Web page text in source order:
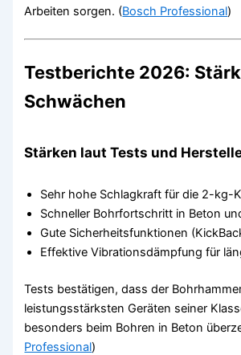
Arbeiten sorgen. (Bosch Professional)
Testberichte 2026:
Schwächen
Stärken laut Tests und
Sehr hohe Schlagkraft für die 2-kg-
Schneller Bohrfortschritt in Beton
Gute Sicherheitsfunktionen
Effektive Vibrationsdämpfung für
Tests bestätigen, dass der
leistungsstärksten Geräten seiner
besonders beim Bohren in Beton
Professional)